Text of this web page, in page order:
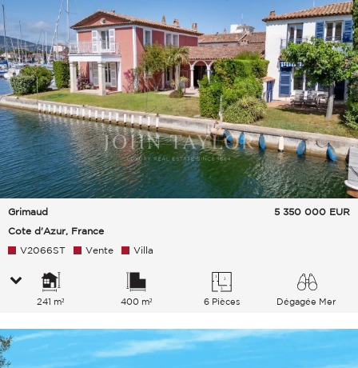
Grimaud
Cote d'Azur, France
5 350 000 EUR
V2066ST Vente Villa
241 m² 400 m² 6 Pièces Dégagée Mer